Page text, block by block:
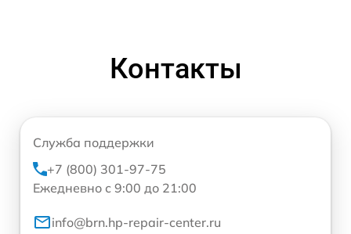
Контакты
Служба поддержки
+7 (800) 301-97-75
Ежедневно с 9:00 до 21:00
info@brn.hp-repair-center.ru